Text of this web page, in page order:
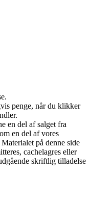
penge, når du klikker
en del af salget fra
en del af vores
på denne side
cachelagres eller
skriftlig tilladelse